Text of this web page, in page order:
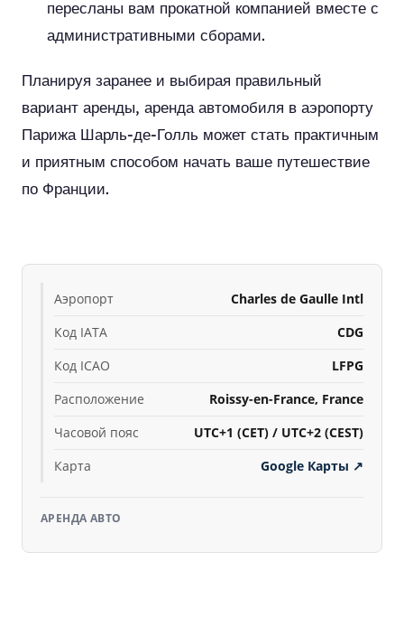
пересланы вам прокатной компанией вместе с
административными сборами.
Планируя заранее и выбирая правильный
вариант аренды, аренда автомобиля в аэропорту
Парижа Шарль-де-Голль может стать практичным
и приятным способом начать ваше путешествие
по Франции.
Аэропорт
Charles de Gaulle Intl
Код IATA
CDG
Код ICAO
LFPG
Расположение
Roissy-en-France, France
Часовой пояс
UTC+1 (CET) / UTC+2 (CEST)
Карта
Google Карты ↗
АРЕНДА АВТО